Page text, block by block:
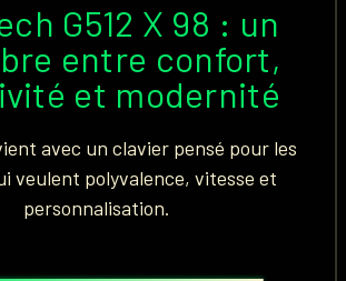
G512 X 98 : un
entre confort,
et modernité
avec un clavier pensé pour les
veulent polyvalence, vitesse et
personnalisation.